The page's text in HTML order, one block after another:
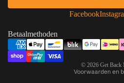
Facebook
Betaalmethoden
© 2026 Get Back
Voorwaarden en
Privacybeleid
Algemene voorwaarden
Verzendbeleid